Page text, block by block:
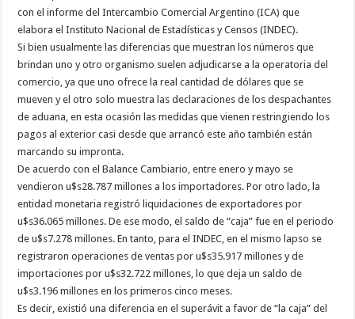
con el informe del Intercambio Comercial Argentino (ICA) que
elabora el Instituto Nacional de Estadísticas y Censos (INDEC).
Si bien usualmente las diferencias que muestran los números que
brindan uno y otro organismo suelen adjudicarse a la operatoria del
comercio, ya que uno ofrece la real cantidad de dólares que se
mueven y el otro solo muestra las declaraciones de los despachantes
de aduana, en esta ocasión las medidas que vienen restringiendo los
pagos al exterior casi desde que arrancó este año también están
marcando su impronta.
De acuerdo con el Balance Cambiario, entre enero y mayo se
vendieron u$s28.787 millones a los importadores. Por otro lado, la
entidad monetaria registró liquidaciones de exportadores por
u$s36.065 millones. De ese modo, el saldo de “caja” fue en el periodo
de u$s7.278 millones. En tanto, para el INDEC, en el mismo lapso se
registraron operaciones de ventas por u$s35.917 millones y de
importaciones por u$s32.722 millones, lo que deja un saldo de
u$s3.196 millones en los primeros cinco meses.
Es decir, existió una diferencia en el superávit a favor de “la caja” del